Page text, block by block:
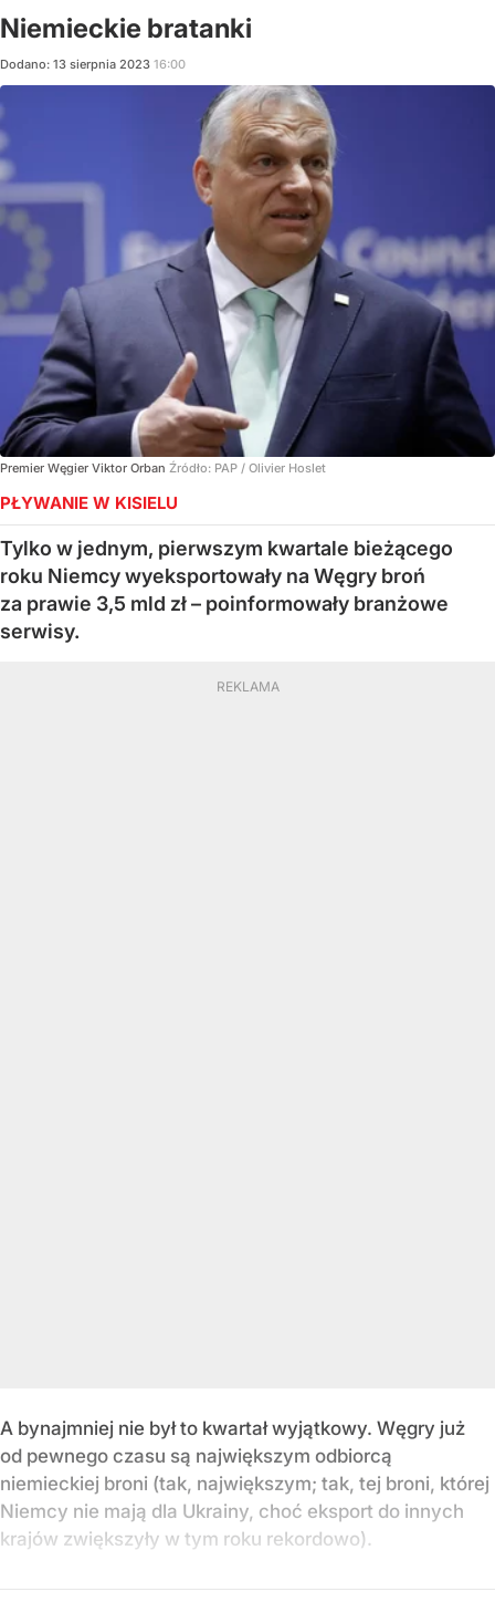
Niemieckie bratanki
Dodano: 13 sierpnia 2023 16:00
Premier Węgier Viktor Orban Źródło: PAP / Olivier Hoslet
PŁYWANIE W KISIELU
Tylko w jednym, pierwszym kwartale bieżącego
roku Niemcy wyeksportowały na Węgry broń
za prawie 3,5 mld zł – poinformowały branżowe
serwisy.
A bynajmniej nie był to kwartał wyjątkowy. Węgry już
od pewnego czasu są największym odbiorcą
niemieckiej broni (tak, największym; tak, tej broni, której
Niemcy nie mają dla Ukrainy, choć eksport do innych
krajów zwiększyły w tym roku rekordowo).